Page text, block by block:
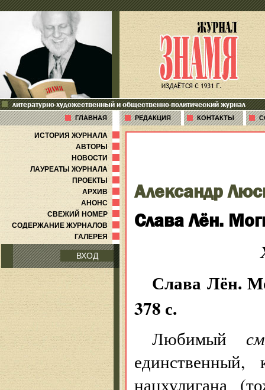
литературно-художественный и общественно-политический журнал
ГЛАВНАЯ РЕДАКЦИЯ КОНТАКТЫ
ИСТОРИЯ ЖУРНАЛА
АВТОРЫ
НОВОСТИ
ЛАУРЕАТЫ ЖУРНАЛА
ПРОЕКТЫ
АРХИВ
АНОНС
СВЕЖИЙ НОМЕР
СОДЕРЖАНИЕ ЖУРНАЛОВ
ГАЛЕРЕЯ
ВХОД
Александр
Слава Лён.
Слава Лён.
378 с.
Любимый
единственный,
нацхулигана